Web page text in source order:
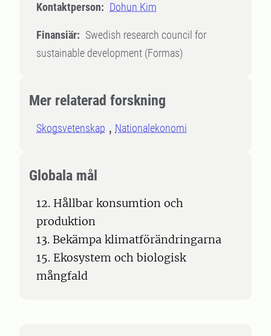
Kontaktperson: Dohun Kim
Finansiär: Swedish research council for
sustainable development (Formas)
Mer relaterad forskning
Skogsvetenskap Nationalekonomi
Globala mål
12. Hållbar konsumtion och
produktion
13. Bekämpa klimatförändringarna
15. Ekosystem och biologisk
mångfald